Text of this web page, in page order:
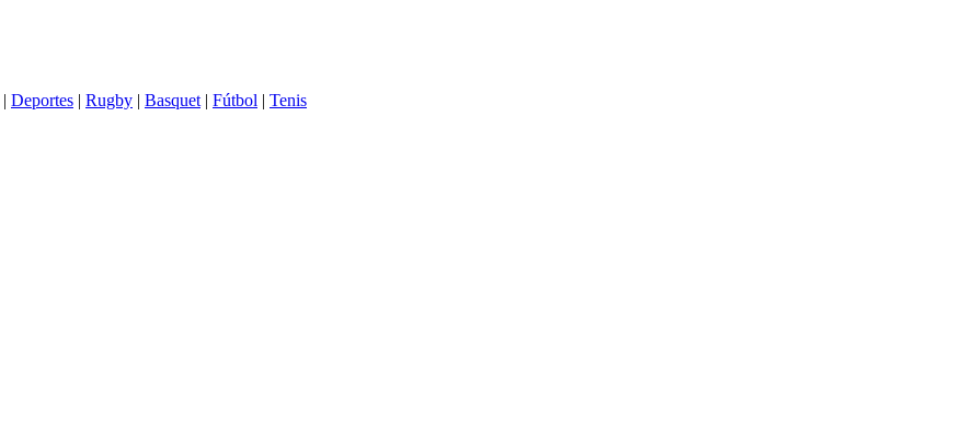
| Deportes | Rugby | Basquet | Fútbol | Tenis